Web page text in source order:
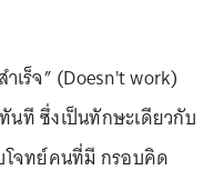
เร็จ” (Doesn't work)
ที ซึ่งเป็นทักษะเดียวกับ
โจทย์คนที่มี กรอบคิด